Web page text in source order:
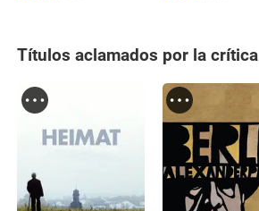
Títulos aclamados por la crítica